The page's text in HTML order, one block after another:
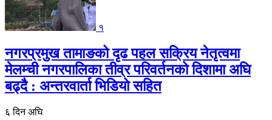
१
नगरप्रमुख तामाङको दृढ पहल सक्रिय नेतृत्वमा
मेलम्ची नगरपालिका तीव्र परिवर्तनको दिशामा अघि
बढ्दै : अन्तरवार्ता भिडियो सहित
६ दिन अघि